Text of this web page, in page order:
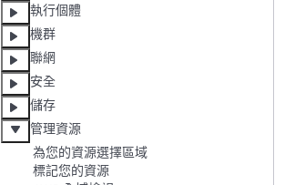
執行個體
機群
聯網
安全
儲存
管理資源
為您的資源選擇區域
標記您的資源